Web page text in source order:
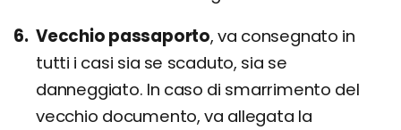
Vecchio passaporto, va consegnato in
tutti i casi sia se scaduto, sia se
danneggiato. In caso di smarrimento del
vecchio documento, va allegata la